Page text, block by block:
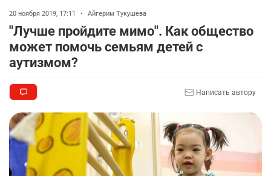
20 ноября 2019, 17:11 • Айгерим Тукушева
"Лучше пройдите мимо". Как общество
может помочь семьям детей с
аутизмом?
Написать автору